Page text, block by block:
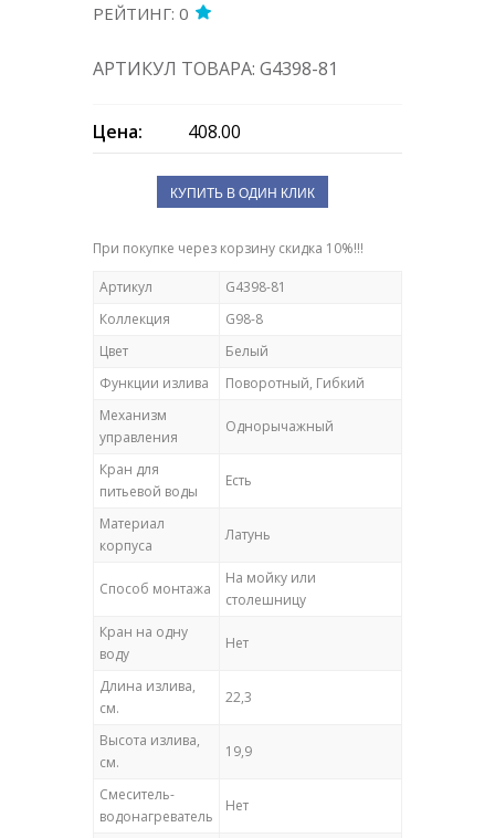
РЕЙТИНГ: 0
АРТИКУЛ ТОВАРА: G4398-81
Цена: 408.00
КУПИТЬ В ОДИН КЛИК
При покупке через корзину скидка 10%!!!
Артикул
G4398-81
Коллекция
G98-8
Цвет
Белый
Функции излива
Поворотный, Гибкий
Механизм
управления
Однорычажный
Кран для
питьевой воды
Есть
Материал
корпуса
Латунь
Способ монтажа
На мойку или
столешницу
Кран на одну
воду
Нет
Длина излива,
см.
22,3
Высота излива,
см.
19,9
Смеситель-
водонагреватель
Нет